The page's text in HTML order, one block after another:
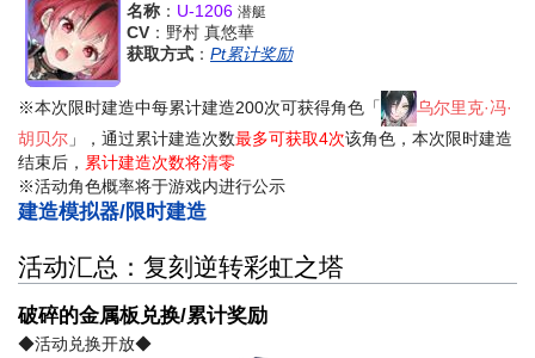
名称 ： U-1206 潜艇
CV ：野村 真悠華
获取方式 ： Pt累计奖励
※本次限时建造中每累计建造200次可获得角色「
乌尔里克·冯·
胡贝尔 」，通过累计建造次数最多可获取4次该角色，本次限时建造
结束后， 累计建造次数将清零
※活动角色概率将于游戏内进行公示
建造模拟器/限时建造
活动汇总：复刻逆转彩虹之塔
破碎的金属板兑换/累计奖励
◆活动兑换开放◆